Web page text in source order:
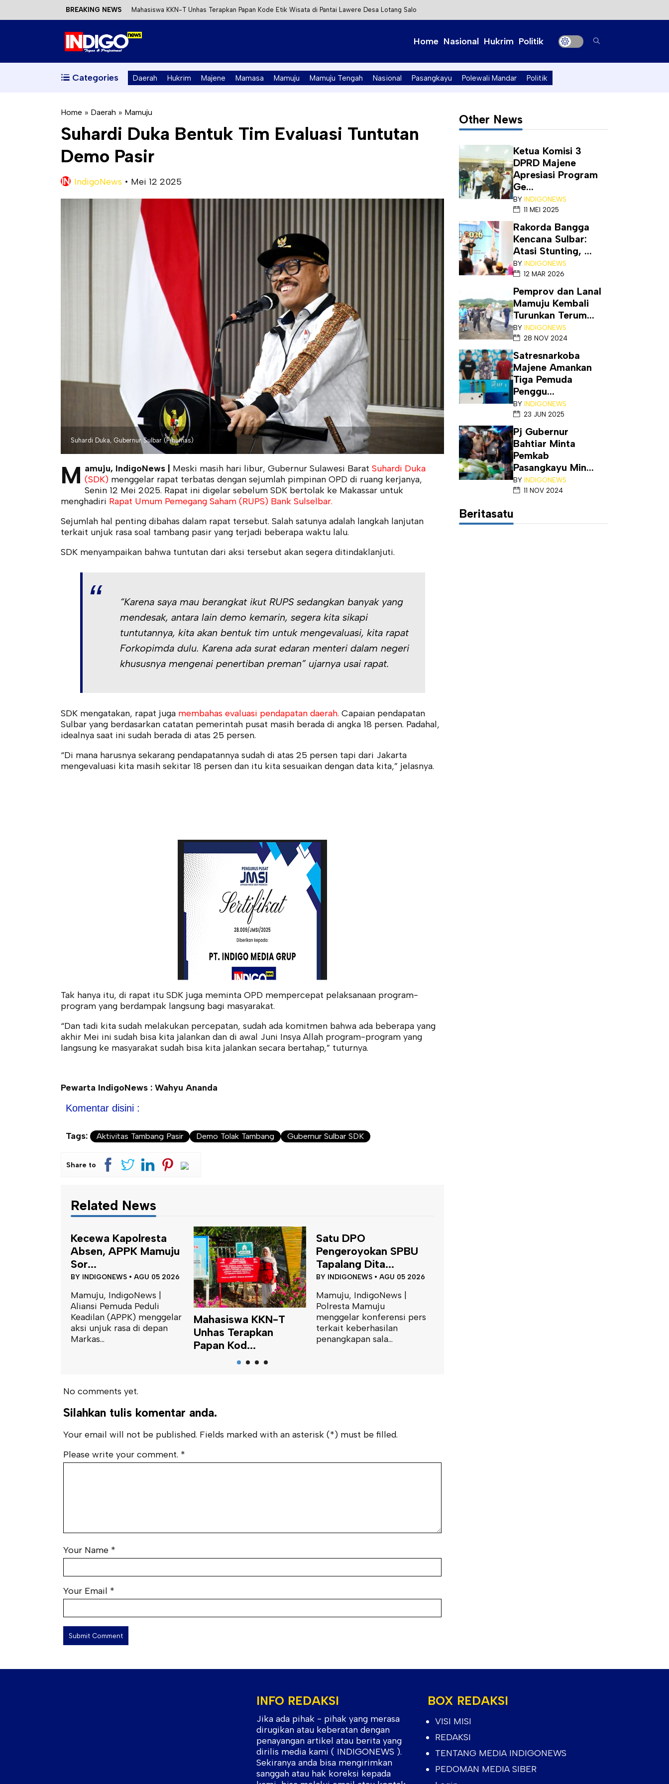
BREAKING NEWS Mahasiswa KKN-T Unhas Terapkan Papan Kode Etik Wisata di Pantai Lawere Desa Lotang Salo
Satu DPO Pengeroyokan SPBU Tapalang Ditangkap, Satu Lagi Kabur ke Kalimantan
Kecewa Kapolresta Absen, APPK Mamuju Soroti Kejanggalan Kasus Tambang Emas Ilegal
Home Nasional Hukrim Politik
Categories Daerah Hukrim Majene Mamasa Mamuju Mamuju Tengah Nasional Pasangkayu Polewali Mandar Politik
Home » Daerah » Mamuju
Suhardi Duka Bentuk Tim Evaluasi Tuntutan
Demo Pasir
IndigoNews • Mei 12 2025
Suhardi Duka, Gubernur Sulbar (F/humas)
M amuju, IndigoNews | Meski masih hari libur, Gubernur Sulawesi Barat Suhardi Duka
(SDK) menggelar rapat terbatas dengan sejumlah pimpinan OPD di ruang kerjanya,
Senin 12 Mei 2025. Rapat ini digelar sebelum SDK bertolak ke Makassar untuk
menghadiri Rapat Umum Pemegang Saham (RUPS) Bank Sulselbar.
Sejumlah hal penting dibahas dalam rapat tersebut. Salah satunya adalah langkah lanjutan
terkait unjuk rasa soal tambang pasir yang terjadi beberapa waktu lalu.
SDK menyampaikan bahwa tuntutan dari aksi tersebut akan segera ditindaklanjuti.
“Karena saya mau berangkat ikut RUPS sedangkan banyak yang
mendesak, antara lain demo kemarin, segera kita sikapi
tuntutannya, kita akan bentuk tim untuk mengevaluasi, kita rapat
Forkopimda dulu. Karena ada surat edaran menteri dalam negeri
khususnya mengenai penertiban preman” ujarnya usai rapat.
SDK mengatakan, rapat juga membahas evaluasi pendapatan daerah. Capaian pendapatan
Sulbar yang berdasarkan catatan pemerintah pusat masih berada di angka 18 persen. Padahal,
idealnya saat ini sudah berada di atas 25 persen.
“Di mana harusnya sekarang pendapatannya sudah di atas 25 persen tapi dari Jakarta
mengevaluasi kita masih sekitar 18 persen dan itu kita sesuaikan dengan data kita,” jelasnya.
Tak hanya itu, di rapat itu SDK juga meminta OPD mempercepat pelaksanaan program-
program yang berdampak langsung bagi masyarakat.
“Dan tadi kita sudah melakukan percepatan, sudah ada komitmen bahwa ada beberapa yang
akhir Mei ini sudah bisa kita jalankan dan di awal Juni Insya Allah program-program yang
langsung ke masyarakat sudah bisa kita jalankan secara bertahap,” tuturnya.
Pewarta IndigoNews : Wahyu Ananda
Komentar disini :
Tags: Aktivitas Tambang Pasir Demo Tolak Tambang Gubernur Sulbar SDK
Share to
Related News
Kecewa Kapolresta
Absen, APPK Mamuju
Sor...
BY INDIGONEWS • AGU 05 2026
Mamuju, IndigoNews |
Aliansi Pemuda Peduli
Keadilan (APPK) menggelar
aksi unjuk rasa di depan
Markas...
Mahasiswa KKN-T
Unhas Terapkan
Papan Kod...
Gelombang 116 Universitas
Hasanud...
Satu DPO
Pengeroyokan SPBU
Tapalang Dita...
BY INDIGONEWS •AGU 05 2026
Mamuju, IndigoNews |
Polresta Mamuju
menggelar konferensi pers
terkait keberhasilan
penangkapan sala...
No comments yet.
Silahkan tulis komentar anda.
Your email will not be published. Fields marked with an asterisk (*) must be filled.
Please write your comment. *
Your Name *
Your Email *
Other News
Ketua Komisi 3
DPRD Majene
Apresiasi Program
Ge...
BY INDIGONEWS
11 MEI 2025
Rakorda Bangga
Kencana Sulbar:
Atasi Stunting, ...
BY INDIGONEWS
12 MAR 2026
Pemprov dan Lanal
Mamuju Kembali
Turunkan Terum...
BY INDIGONEWS
28 NOV 2024
Satresnarkoba
Majene Amankan
Tiga Pemuda
Penggu...
BY INDIGONEWS
23 JUN 2025
Pj Gubernur
Bahtiar Minta
Pemkab
Pasangkayu Min...
BY INDIGONEWS
11 NOV 2024
Beritasatu
INFO REDAKSI
Jika ada pihak - pihak yang merasa
dirugikan atau keberatan dengan
penayangan artikel atau berita yang
dirilis media kami ( INDIGONEWS ).
Sekiranya anda bisa mengirimkan
sanggah atau hak koreksi kepada
BOX REDAKSI
VISI MISI
REDAKSI
TENTANG MEDIA INDIGONEWS
PEDOMAN MEDIA SIBER